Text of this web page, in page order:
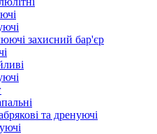
захисний бар'єр
та дренуючі